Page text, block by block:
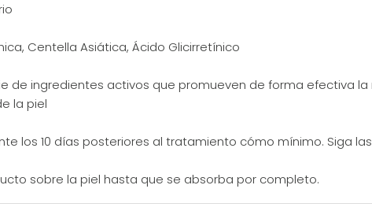
Centella Asiática, Ácido Glicirretínico
de ingredientes activos que promueven de forma efectiva
la piel
los 10 días posteriores al tratamiento cómo mínimo. Siga
sobre la piel hasta que se absorba por completo.